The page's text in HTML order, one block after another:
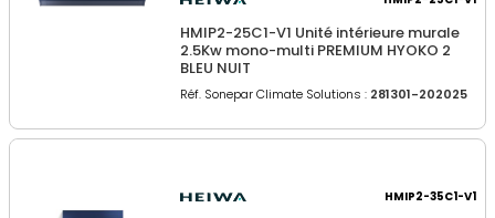
non seulement de performances écologiques, mais également
d’une garantie de qualité et de durabilité. Le Réseau Spécialiste
SONEPAR CLIMATE
distribue aussi la gamme
HMIP2-25C1-V1 Unité intérieure murale
2.5Kw mono-multi PREMIUM HYOKO 2
BLEU NUIT
Réf. Sonepar Climate Solutions : 281301-202025
HMIP2-35C1-V1